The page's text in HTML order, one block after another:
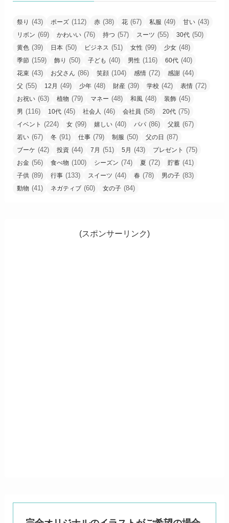
祭り (43) ポーズ (112) 赤 (38) 花 (67) 私服 (49) 甘い (43)
リボン (69) かわいい (76) 持つ (57) スーツ (55) 30代 (50)
黄色 (39) 日本 (50) ビジネス (51) 女性 (99) 少女 (48)
季節 (159) 飾り (50) 子ども (40) 男性 (116) 60代 (40)
花束 (43) お父さん (86) 笑顔 (104) 感情 (72) 感謝 (44)
父 (55) 12月 (49) 少年 (48) 財産 (39) 学校 (42) 表情 (72)
お祝い (63) 植物 (79) マネー (48) 和風 (48) 装飾 (45)
男 (116) 10代 (45) 社会人 (46) 会社員 (58) 20代 (75)
イベント (224) 女 (99) 嬉しい (40) パパ (86) 父親 (67)
若い (67) 冬 (91) 仕事 (79) 制服 (50) 父の日 (87)
ブーケ (42) 投資 (44) 7月 (51) 5月 (43) プレゼント (75)
お金 (56) 食べ物 (100) シーズン (74) 夏 (72) 貯蓄 (41)
子供 (89) 行事 (133) スイーツ (44) 春 (78) 男の子 (83)
動物 (41) ネガティブ (60) 女の子 (84)
(スポンサーリンク)